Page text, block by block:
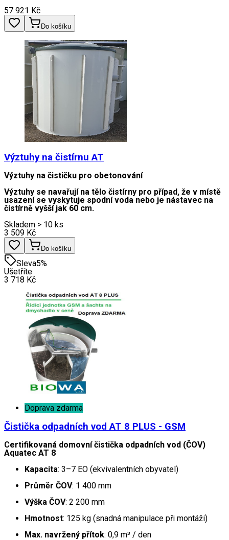
57 921 Kč
Do košíku
Výztuhy na čistírnu AT
Výztuhy na čističku pro obetonování
Výztuhy se navařují na tělo čistírny pro případ, že v místě
usazení se vyskytuje spodní voda nebo je nástavec na
čistírně vyšší jak 60 cm.
Skladem > 10 ks
3 509 Kč
Do košíku
Sleva5%
Ušetříte
3 718 Kč
Doprava zdarma
Čistička odpadních vod AT 8 PLUS - GSM
Certifikovaná domovní čistička odpadních vod (ČOV)
Aquatec AT 8
Kapacita: 3–7 EO (ekvivalentních obyvatel)
Průměr ČOV: 1 400 mm
Výška ČOV: 2 200 mm
Hmotnost: 125 kg (snadná manipulace při montáži)
Max. navržený přítok: 0,9 m³ / den